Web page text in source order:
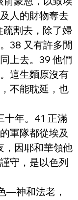
人的財物奪去
割去，除了婦
38 又有許多閒
上去。39 他們
這生麵原沒有
不能耽延，也
十年。41 正滿
軍隊都從埃及
，因耶和華領他
守，是以色列
—神和法老，